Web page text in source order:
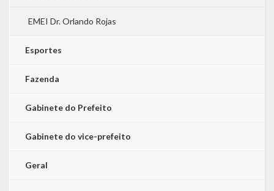
EMEI Dr. Orlando Rojas
Esportes
Fazenda
Gabinete do Prefeito
Gabinete do vice-prefeito
Geral